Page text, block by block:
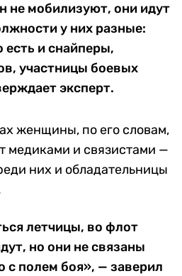
не мобилизуют, они идут
у них разные:
и снайперы,
участницы боевых
эксперт.
женщины, по его словам,
медиками и связистами —
них и обладательницы
летчицы, во флот
но они не связаны
с полем боя», — заверил